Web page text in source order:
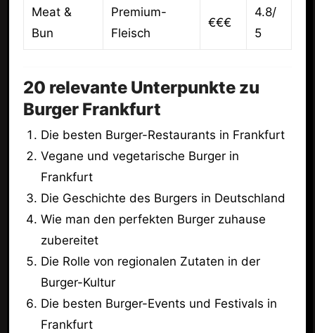
Meat &
Bun
Premium-
Fleisch
€€€
4.8/
5
20 relevante Unterpunkte zu
Burger Frankfurt
Die besten Burger-Restaurants in Frankfurt
Vegane und vegetarische Burger in
Frankfurt
Die Geschichte des Burgers in Deutschland
Wie man den perfekten Burger zuhause
zubereitet
Die Rolle von regionalen Zutaten in der
Burger-Kultur
Die besten Burger-Events und Festivals in
Frankfurt